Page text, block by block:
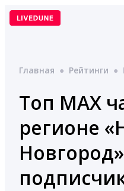
Перейти
Главная ● Рейтинги ●
Топ MAX
регионе